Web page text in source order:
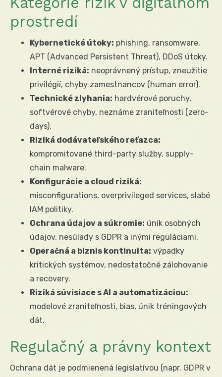
prostredí
Kybernetické útoky: phishing, ransomware,
APT (Advanced Persistent Threat), DDoS útoky.
Interné riziká: neoprávnený prístup, zneužitie
privilégií, chyby zamestnancov (human error).
Technické zlyhania: hardvérové poruchy,
softvérové chyby, neznáme zraniteľnosti (zero-
days).
Riziká dodávateľského reťazca:
kompromitované third-party služby, supply-
chain malware.
Konfigurácie a cloud riziká:
misconfigurations, overprivileged services, slabé
IAM politiky.
Ochrana údajov a súkromie: únik osobných
údajov, nesúlady s GDPR a inými reguláciami.
Operačná a biznis kontinuita: výpadky
kritických systémov, nedostatočné zálohovanie
a recovery.
Riziká súvisiace s AI a automatizáciou:
modelové zraniteľnosti, bias, únik tréningových
dát.
Regulačný a právny kontext
Ochrana dát je podmienená legislatívou (napr. GDPR v